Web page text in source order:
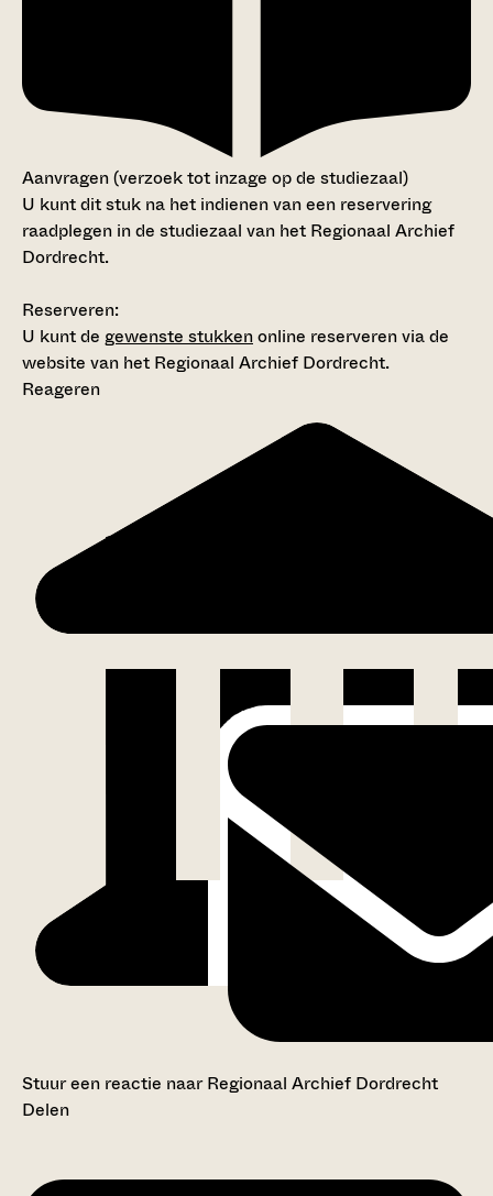
Aanvragen (verzoek tot inzage op de studiezaal)
U kunt dit stuk na het indienen van een reservering
raadplegen in de studiezaal van het Regionaal Archief
Dordrecht.
Reserveren:
U kunt de gewenste stukkenonline reserveren via de
website van het Regionaal Archief Dordrecht.
Reageren
Stuur een reactie naar Regionaal Archief Dordrecht
Delen